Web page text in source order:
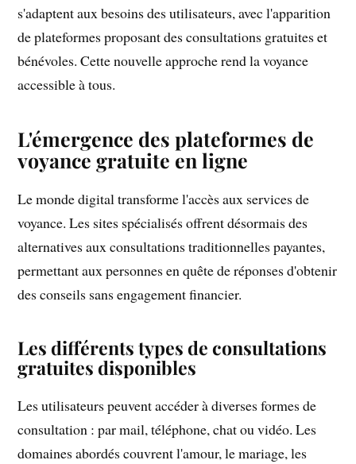
s'adaptent aux besoins des utilisateurs, avec l'apparition
de plateformes proposant des consultations gratuites et
bénévoles. Cette nouvelle approche rend la voyance
accessible à tous.
L'émergence des plateformes de
voyance gratuite en ligne
Le monde digital transforme l'accès aux services de
voyance. Les sites spécialisés offrent désormais des
alternatives aux consultations traditionnelles payantes,
permettant aux personnes en quête de réponses d'obtenir
des conseils sans engagement financier.
Les différents types de consultations
gratuites disponibles
Les utilisateurs peuvent accéder à diverses formes de
consultation : par mail, téléphone, chat ou vidéo. Les
domaines abordés couvrent l'amour, le mariage, les